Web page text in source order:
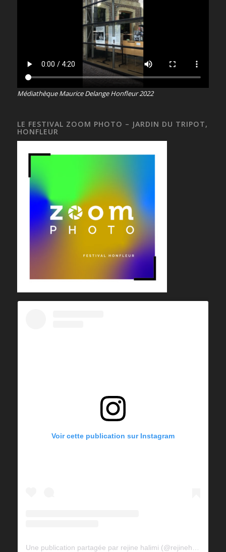
Médiathèque Maurice Delange Honfleur 2022
LE FESTIVAL ZOOM PHOTO – JARDIN DU TRIPOT,
HONFLEUR
Voir cette publication sur Instagram